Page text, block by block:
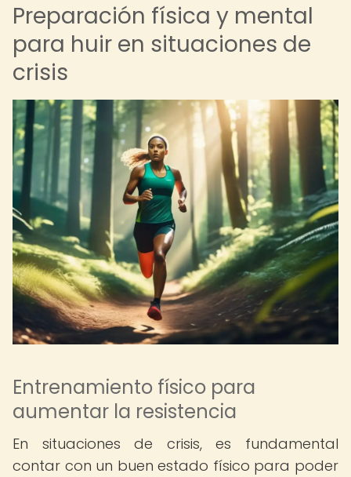
Preparación física y mental
para huir en situaciones de
crisis
Entrenamiento físico para
aumentar la resistencia
En situaciones de crisis, es fundamental
contar con un buen estado físico para poder